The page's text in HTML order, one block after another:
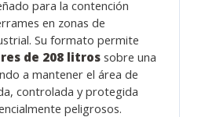
para la contención
en zonas de
Su formato permite
de 208 litrossobre una
a mantener el área de
controlada y protegida
peligrosos.